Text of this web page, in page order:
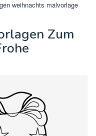
weihnachts malvorlage
Zum